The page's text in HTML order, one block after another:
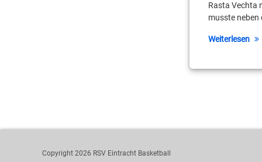
Rasta Vechta
musste
Weiterlesen
Keoni Watson
Patrick Elzie
Copyright 2026 RSV Eintracht Basketball